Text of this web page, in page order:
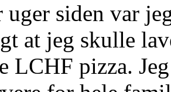
uger siden var
at jeg skulle
LCHF pizza.